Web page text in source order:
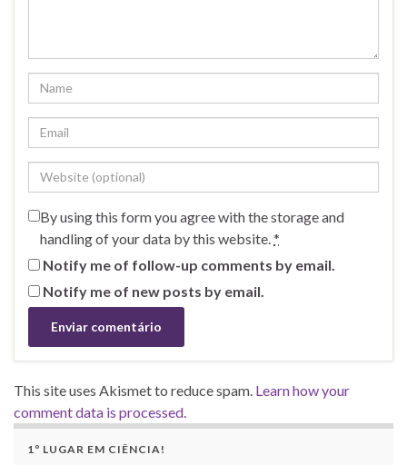
By using this form you agree with the storage and
handling of your data by this website. *
Notify me of follow-up comments by email.
Notify me of new posts by email.
This site uses Akismet to reduce spam. Learn how your
comment data is processed.
1º LUGAR EM CIÊNCIA!